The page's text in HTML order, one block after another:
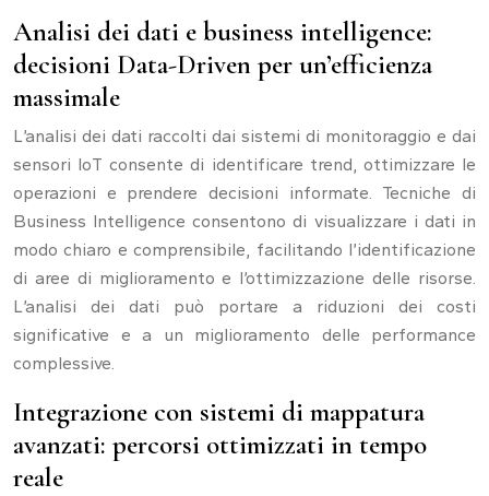
Analisi dei dati e business intelligence:
decisioni Data-Driven per un’efficienza
massimale
L’analisi dei dati raccolti dai sistemi di monitoraggio e dai
sensori IoT consente di identificare trend, ottimizzare le
operazioni e prendere decisioni informate. Tecniche di
Business Intelligence consentono di visualizzare i dati in
modo chiaro e comprensibile, facilitando l’identificazione
di aree di miglioramento e l’ottimizzazione delle risorse.
L’analisi dei dati può portare a riduzioni dei costi
significative e a un miglioramento delle performance
complessive.
Integrazione con sistemi di mappatura
avanzati: percorsi ottimizzati in tempo
reale